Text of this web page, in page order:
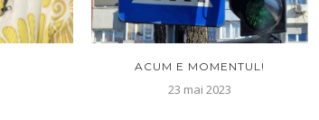
ACUM E MOMENTUL!
23 mai 2023